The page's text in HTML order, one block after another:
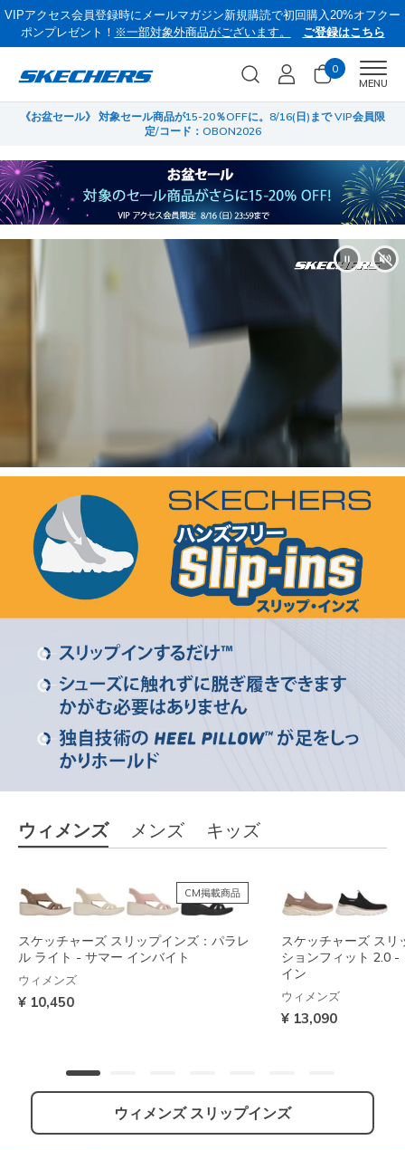
VIPアクセス会員登録時にメールマガジン新規購読で初回購入20%オフクー
ポンプレゼント！ ※一部対象外商品がございます。 ご登録はこちら
0
MENU
サマーセール第2弾！クリアランスでサンダルやスリップインズがさらにお
買い得に！
ウィメンズ メンズ キッズ
CM掲載商品
スケッチャーズ スリップインズ：パラレ
ル ライト - サマー インバイト
ウィメンズ
¥ 10,450
スケッチャーズ スリ
ションフィット 2.0 -
イン
ウィメンズ
¥ 13,090
ウィメンズ スリップインズ